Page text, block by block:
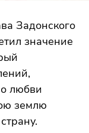
Задонского
значение
любви
землю